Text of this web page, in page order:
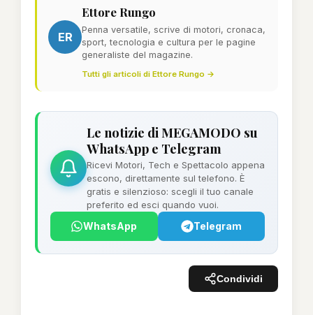
ER
Ettore Rungo
Penna versatile, scrive di motori, cronaca,
sport, tecnologia e cultura per le pagine
generaliste del magazine.
Tutti gli articoli di Ettore Rungo →
Le notizie di MEGAMODO su
WhatsApp e Telegram
Ricevi Motori, Tech e Spettacolo appena
escono, direttamente sul telefono. È
gratis e silenzioso: scegli il tuo canale
preferito ed esci quando vuoi.
WhatsApp Telegram
Condividi